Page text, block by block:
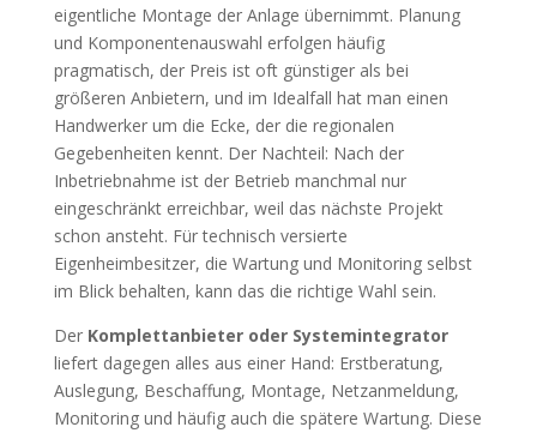
eigentliche Montage der Anlage übernimmt. Planung
und Komponentenauswahl erfolgen häufig
pragmatisch, der Preis ist oft günstiger als bei
größeren Anbietern, und im Idealfall hat man einen
Handwerker um die Ecke, der die regionalen
Gegebenheiten kennt. Der Nachteil: Nach der
Inbetriebnahme ist der Betrieb manchmal nur
eingeschränkt erreichbar, weil das nächste Projekt
schon ansteht. Für technisch versierte
Eigenheimbesitzer, die Wartung und Monitoring selbst
im Blick behalten, kann das die richtige Wahl sein.
Der Komplettanbieter oder Systemintegrator
liefert dagegen alles aus einer Hand: Erstberatung,
Auslegung, Beschaffung, Montage, Netzanmeldung,
Monitoring und häufig auch die spätere Wartung. Diese